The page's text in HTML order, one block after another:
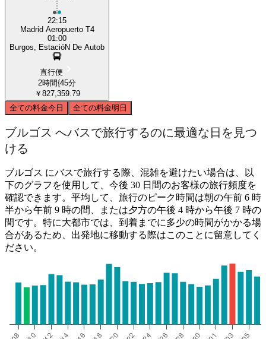
22:15
Madrid Aeropuerto T4
01:00
Burgos, EstacióN De Autob
直行便
2時間{45分
￥827,359.79
全ての料金今日 全ての料金明日
ブルゴス へバスで旅行するのに最適な日を見つ
ける
ブルゴス にバスで旅行する際、混雑を避けたい場合は、以
下のグラフを使用して、今後 30 日間のお客様の旅行頻度を
確認できます。平均して、旅行のピーク時間は朝の午前 6 時
半から午前 9 時の間、または夕方の午後 4 時から午後 7 時の
間です。特に大都市では、到着までに多少の時間がかかる場
合があるため、出発地に移動する際はこのことに留意してく
ださい。